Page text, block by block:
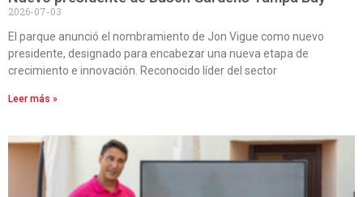
2026-07-03
El parque anunció el nombramiento de Jon Vigue como nuevo
presidente, designado para encabezar una nueva etapa de
crecimiento e innovación. Reconocido líder del sector
Leer más »